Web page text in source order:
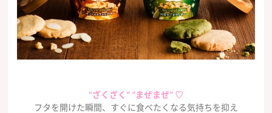
“ざくざく” ”まぜまぜ” ♡
フタを開けた瞬間、すぐに食べたくなる気持ちを抑え